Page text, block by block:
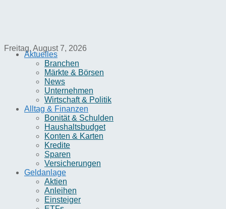
Freitag, August 7, 2026
Aktuelles
Branchen
Märkte & Börsen
News
Unternehmen
Wirtschaft & Politik
Alltag & Finanzen
Bonität & Schulden
Haushaltsbudget
Konten & Karten
Kredite
Sparen
Versicherungen
Geldanlage
Aktien
Anleihen
Einsteiger